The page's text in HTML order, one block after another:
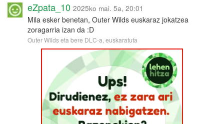
eZpata_10 2025ko mai. 5a, 20:01
Mila esker benetan, Outer Wilds euskaraz jokatzea
zoragarria izan da :D
Outer Wilds eta bere DLC-a, euskaratuta